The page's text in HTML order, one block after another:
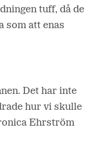
tuff, då de
som att enas
Det har inte
hur vi skulle
Ehrström